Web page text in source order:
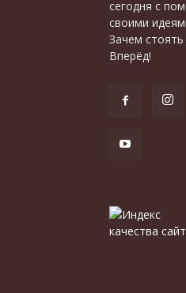
сегодня с
своими
Зачем
Вперёд!